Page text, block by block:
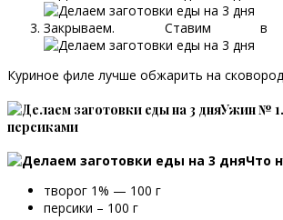
Закрываем. Ставим в
Куриное филе лучше обжарить на
Ужин №
персиками
Что
творог 1% — 100 г
персики – 100 г